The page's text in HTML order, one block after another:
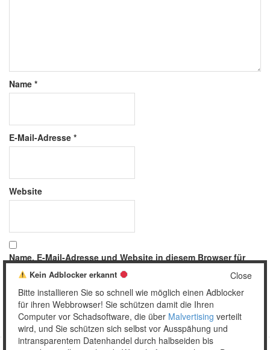
Name *
E-Mail-Adresse *
Website
Name, E-Mail-Adresse und Website in diesem Browser für
meinen nächsten Kommentar speichern.
Close
Kein Adblocker erkannt
Bitte installieren Sie so schnell wie möglich einen Adblocker
für ihren Webbrowser! Sie schützen damit die Ihren
Computer vor Schadsoftware, die über Malvertising verteilt
wird, und Sie schützen sich selbst vor Ausspähung und
intransparentem Datenhandel durch halbseiden bis